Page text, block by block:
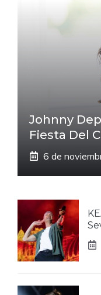
Johnny
Fiesta Del
6 de